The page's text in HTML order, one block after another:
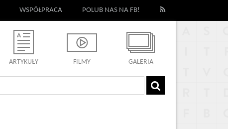
WSPÓŁPRACA POLUB NAS NA FB!
ARTYKUŁY FILMY GALERIA